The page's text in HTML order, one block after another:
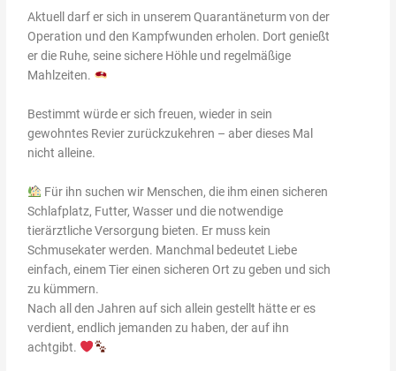
Aktuell darf er sich in unserem Quarantäneturm von der
Operation und den Kampfwunden erholen. Dort genießt
er die Ruhe, seine sichere Höhle und regelmäßige
Mahlzeiten.
Bestimmt würde er sich freuen, wieder in sein
gewohntes Revier zurückzukehren – aber dieses Mal
nicht alleine.
Für ihn suchen wir Menschen, die ihm einen sicheren
Schlafplatz, Futter, Wasser und die notwendige
tierärztliche Versorgung bieten. Er muss kein
Schmusekater werden. Manchmal bedeutet Liebe
einfach, einem Tier einen sicheren Ort zu geben und sich
zu kümmern.
Nach all den Jahren auf sich allein gestellt hätte er es
verdient, endlich jemanden zu haben, der auf ihn
achtgibt.